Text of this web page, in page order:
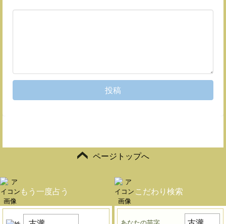
投稿
ページトップへ
もう一度占う こだわり検索